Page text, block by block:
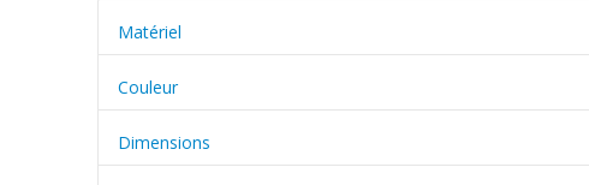
Matériel
Couleur
Dimensions